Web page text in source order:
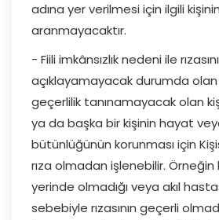
adına yer verilmesi için ilgili kişinin
aranmayacaktır.
- Fiili imkânsızlık nedeni ile rızasını
açıklayamayacak durumda olan
geçerlilik tanınamayacak olan
ya da başka bir kişinin hayat
bütünlüğünün korunması için
rıza olmadan işlenebilir. Örneğin
yerinde olmadığı veya akıl
sebebiyle rızasının geçerli